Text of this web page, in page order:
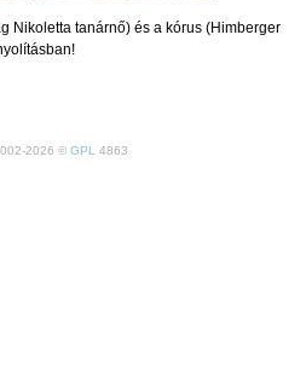
Nikoletta tanárnő) és a kórus (Himberger
2026 © GPL 4863